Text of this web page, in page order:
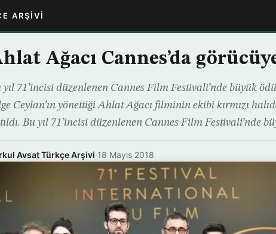
ARŞIVI
Ağacı Cannes’da
yıl 71’incisi düzenlenen Cannes Film Festivali’nde büyük
Ceylan’ın yönettiği Ahlat Ağacı filminin ekibi kırmızı
Bu yıl 71’incisi düzenlenen Cannes Film Festivali’nde
Avsat Türkçe Arşivi·18 Mayıs 2018